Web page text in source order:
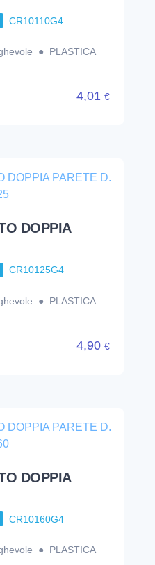
DOPPIA
DOPPIA